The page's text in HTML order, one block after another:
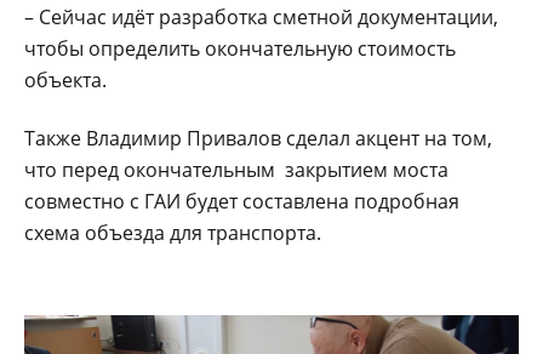
– Сейчас идёт разработка сметной документации,
чтобы определить окончательную стоимость
объекта.
Также Владимир Привалов сделал акцент на том,
что перед окончательным закрытием моста
совместно с ГАИ будет составлена подробная
схема объезда для транспорта.